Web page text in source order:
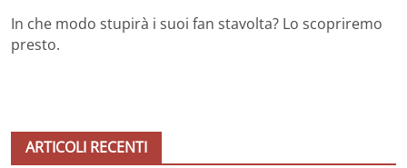
In che modo stupirà i suoi fan stavolta? Lo scopriremo
presto.
ARTICOLI RECENTI